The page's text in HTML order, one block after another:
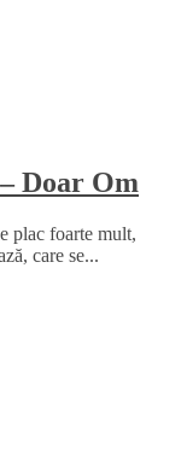
Doar Om
plac foarte mult,
care se...